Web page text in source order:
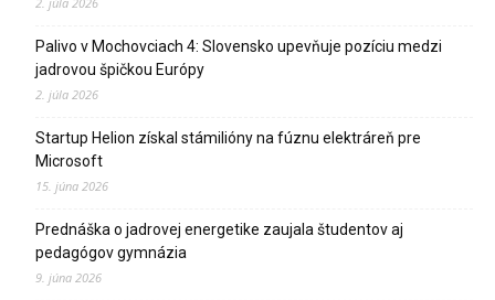
Palivo v Mochovciach 4: Slovensko upevňuje pozíciu medzi
jadrovou špičkou Európy
2. júla 2026
Startup Helion získal stámilióny na fúznu elektráreň pre
Microsoft
15. júna 2026
Prednáška o jadrovej energetike zaujala študentov aj
pedagógov gymnázia
9. júna 2026